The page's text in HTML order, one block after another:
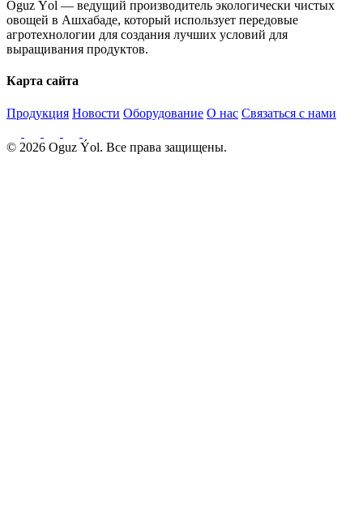
Oguz Ýol — ведущий производитель экологически чистых
овощей в Ашхабаде, который использует передовые
агротехнологии для создания лучших условий для
выращивания продуктов.
Карта сайта
Продукция Новости Оборудование О нас Связаться с нами
© 2026 Oguz Ýol. Все права защищены.